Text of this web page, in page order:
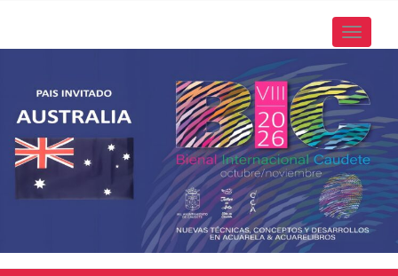
Toggle